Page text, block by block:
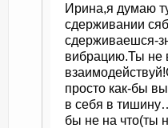
Ирина,я думаю
сдерживании
сдерживаешся-
вибрацию.Ты не
просто как-бы
в себя в
бы не на что(ты